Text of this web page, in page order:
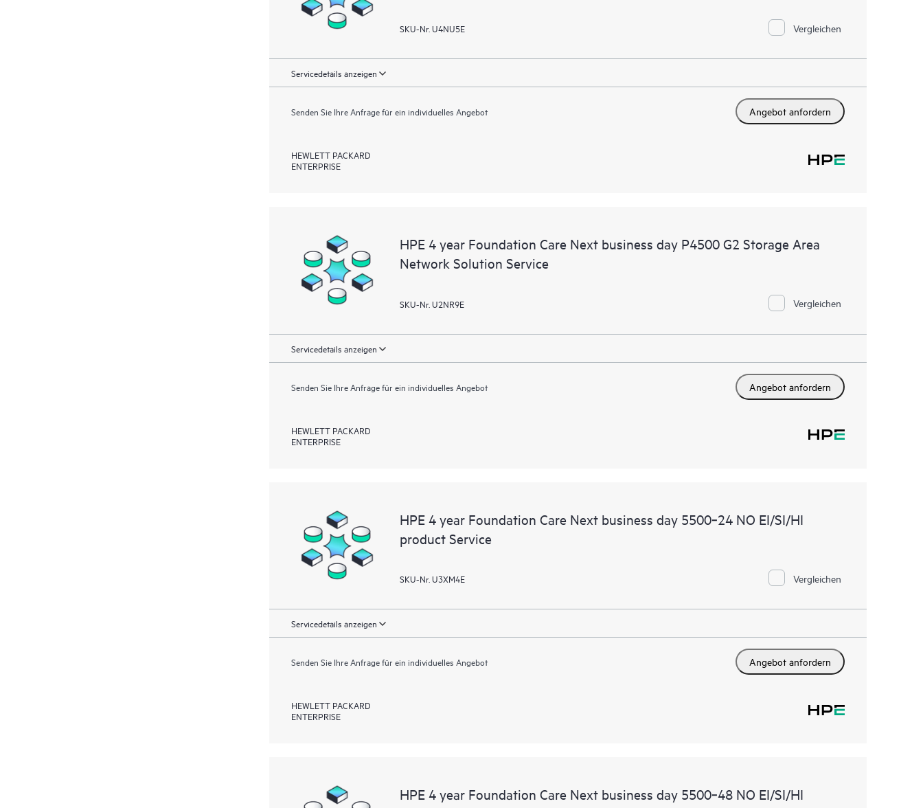
SKU-Nr. U4NU5E Vergleichen
Servicedetails anzeigen
Senden Sie Ihre Anfrage für ein individuelles Angebot Angebot anfordern
HEWLETT PACKARD
ENTERPRISE
HPE 4 year Foundation Care Next business day P4500 G2 Storage Area
Network Solution Service
SKU-Nr. U2NR9E Vergleichen
Servicedetails anzeigen
Senden Sie Ihre Anfrage für ein individuelles Angebot Angebot anfordern
HEWLETT PACKARD
ENTERPRISE
HPE 4 year Foundation Care Next business day 5500‑24 NO EI/SI/HI
product Service
SKU-Nr. U3XM4E Vergleichen
Servicedetails anzeigen
Senden Sie Ihre Anfrage für ein individuelles Angebot Angebot anfordern
HEWLETT PACKARD
ENTERPRISE
HPE 4 year Foundation Care Next business day 5500‑48 NO EI/SI/HI